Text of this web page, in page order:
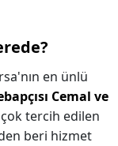
en ünlü
Cemal ve
tercih edilen
beri hizmet